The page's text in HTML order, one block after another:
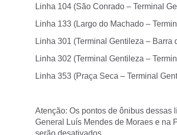
Linha 104 (São Conrado – Terminal
Linha 133 (Largo do Machado –
Linha 301 (Terminal Gentileza – Barra
Linha 302 (Terminal Gentileza –
Linha 353 (Praça Seca – Terminal
Atenção: Os pontos de ônibus dessas
General Luís Mendes de Moraes e na